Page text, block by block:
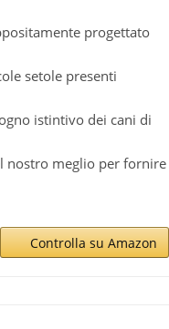
progettato
setole presenti
istintivo dei cani di
nostro meglio per fornire
Controlla su Amazon